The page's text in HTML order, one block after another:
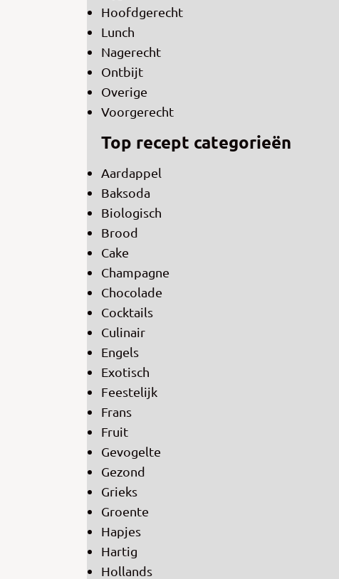
Hoofdgerecht
Lunch
Nagerecht
Ontbijt
Overige
Voorgerecht
Top recept categorieën
Aardappel
Baksoda
Biologisch
Brood
Cake
Champagne
Chocolade
Cocktails
Culinair
Engels
Exotisch
Feestelijk
Frans
Fruit
Gevogelte
Gezond
Grieks
Groente
Hapjes
Hartig
Hollands